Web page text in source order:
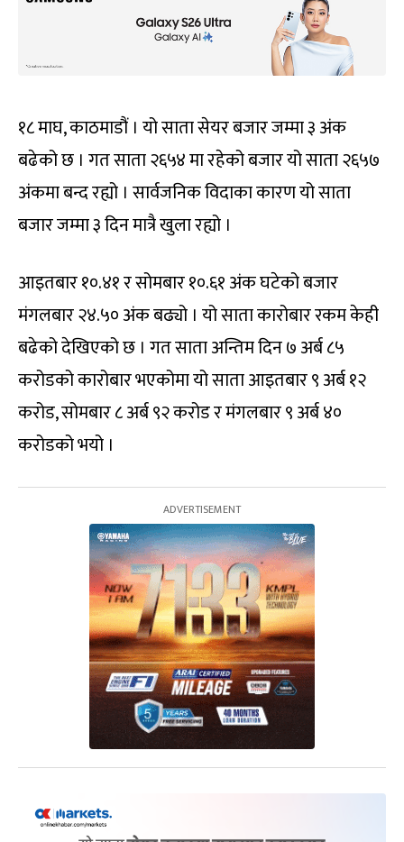
१८ माघ, काठमाडौं । यो साता सेयर बजार जम्मा ३ अंक
बढेको छ । गत साता २६५४ मा रहेको बजार यो साता २६५७
अंकमा बन्द रह्यो । सार्वजनिक विदाका कारण यो साता
बजार जम्मा ३ दिन मात्रै खुला रह्यो ।
आइतबार १०.४१ र सोमबार १०.६१ अंक घटेको बजार
मंगलबार २४.५० अंक बढ्यो । यो साता कारोबार रकम केही
बढेको देखिएको छ । गत साता अन्तिम दिन ७ अर्ब ८५
करोडको कारोबार भएकोमा यो साता आइतबार ९ अर्ब १२
करोड, सोमबार ८ अर्ब ९२ करोड र मंगलबार ९ अर्ब ४०
करोडको भयो ।